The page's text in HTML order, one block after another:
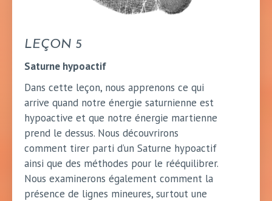
LEÇON 5
Saturne hypoactif
Dans cette leçon, nous apprenons ce qui
arrive quand notre énergie saturnienne est
hypoactive et que notre énergie martienne
prend le dessus. Nous découvrirons
comment tirer parti d’un Saturne hypoactif
ainsi que des méthodes pour le rééquilibrer.
Nous examinerons également comment la
présence de lignes mineures, surtout une